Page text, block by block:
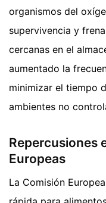
organismos del
supervivencia y
cercanas en el
aumentado la
minimizar el tiempo
ambientes no
Repercusiones
Europeas
La Comisión